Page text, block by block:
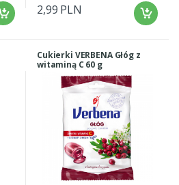
2,99 PLN
Cukierki VERBENA Głóg z
witaminą C 60 g